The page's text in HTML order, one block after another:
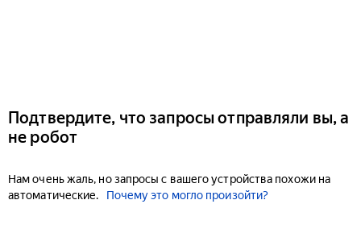
Подтвердите, что запросы отправляли вы, а
не робот
Нам очень жаль, но запросы с вашего устройства похожи на
автоматические.
Почему это могло произойти?